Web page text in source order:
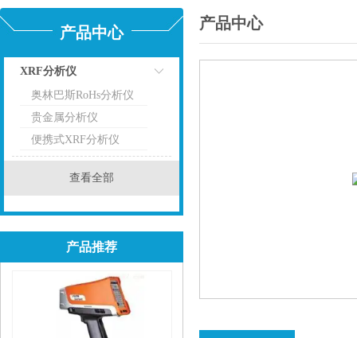
产品中心
XRF分析仪
点击
奥林巴斯RoHs分析仪
贵金属分析仪
便携式XRF分析仪
查看全部
产品推荐
产品中心